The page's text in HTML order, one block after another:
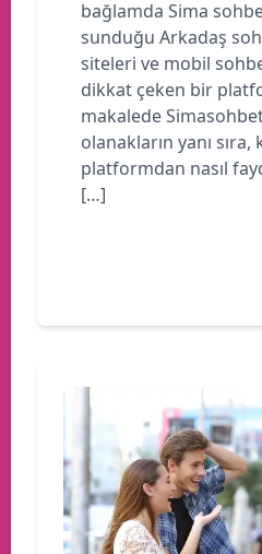
bağlamda Sima
sunduğu Arkadaş
siteleri ve mobil
dikkat çeken bir
makalede
olanakların yanı sıra,
platformdan nasıl
[…]